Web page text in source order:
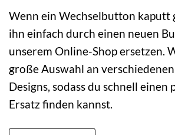
Wenn ein Wechselbutton kaputt
ihn einfach durch einen neuen
unserem Online-Shop ersetzen.
große Auswahl an
Designs, sodass du schnell einen
Ersatz finden kannst.